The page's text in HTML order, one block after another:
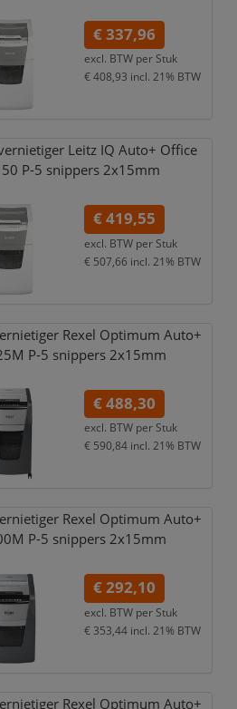
€ 337,96
excl. BTW per Stuk
€ 408,93 incl. 21% BTW
Leitz IQ Auto+ Office
P-5 snippers 2x15mm
€ 419,55
excl. BTW per Stuk
€ 507,66 incl. 21% BTW
Rexel Optimum Auto+
P-5 snippers 2x15mm
€ 488,30
excl. BTW per Stuk
€ 590,84 incl. 21% BTW
Rexel Optimum Auto+
P-5 snippers 2x15mm
€ 292,10
excl. BTW per Stuk
€ 353,44 incl. 21% BTW
Rexel Optimum Auto+